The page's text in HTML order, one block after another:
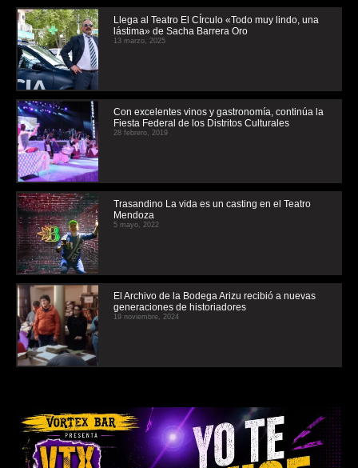
Llega al Teatro El CÍrculo «Todo muy lindo, una
lástima» de Sacha Barrera Oro
13 marzo, 2025
Con excelentes vinos y gastronomía, continúa la
Fiesta Federal de los Distritos Culturales
28 febrero, 2019
Trasandino La vida es un casting en el Teatro
Mendoza
5 mayo, 2022
El Archivo de la Bodega Arizu recibió a nuevas
generaciones de historiadores
19 noviembre, 2024